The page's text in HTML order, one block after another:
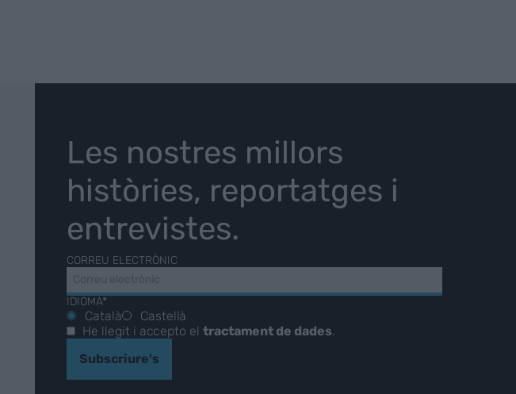
Les nostres millors
històries, reportatges i
entrevistes.
CORREU ELECTRÒNIC
IDIOMA*
Català
Castellà
He llegit i accepto el tractament de dades
Subscriure's